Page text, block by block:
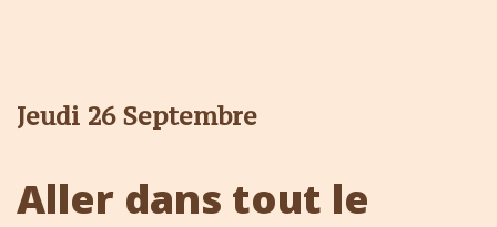
Jeudi 26 Septembre
Aller dans tout le